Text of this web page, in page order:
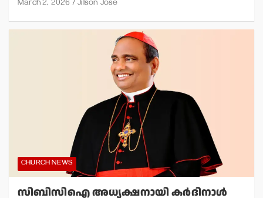
March 2, 2026 Jilson Jose
CHURCH NEWS
സിബിസിഐ അധ്യക്ഷനായി കര്‍ദിനാള്‍